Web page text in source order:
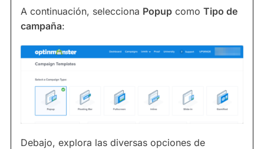
A continuación, selecciona Popup como Tipo de
campaña:
Debajo, explora las diversas opciones de